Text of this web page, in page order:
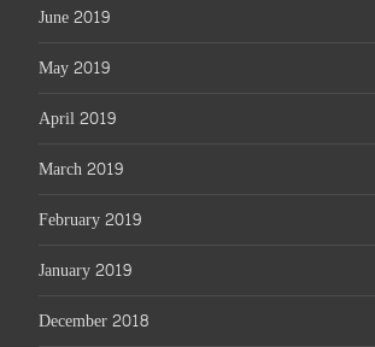
June 2019
May 2019
April 2019
March 2019
February 2019
January 2019
December 2018